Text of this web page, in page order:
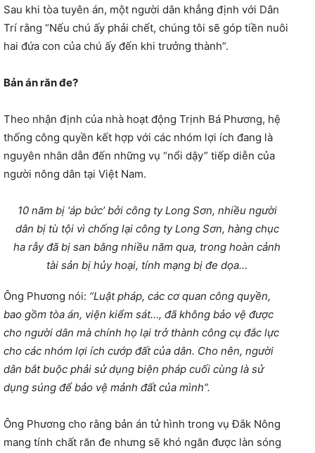
Sau khi tòa tuyên án, một người dân khẳng định với Dân
Trí rằng “Nếu chú ấy phải chết, chúng tôi sẽ góp tiền nuôi
hai đứa con của chú ấy đến khi trưởng thành”.
Bản án răn đe?
Theo nhận định của nhà hoạt động Trịnh Bá Phương, hệ
thống công quyền kết hợp với các nhóm lợi ích đang là
nguyên nhân dẫn đến những vụ “nổi dậy” tiếp diễn của
người nông dân tại Việt Nam.
10 năm bị ‘áp bức’ bởi công ty Long Sơn, nhiều người
dân bị tù tội vì chống lại công ty Long Sơn, hàng chục
ha rẫy đã bị san bằng nhiều năm qua, trong hoàn cảnh
tài sản bị hủy hoại, tính mạng bị đe dọa…
Ông Phương nói: “Luật pháp, các cơ quan công quyền,
bao gồm tòa án, viện kiểm sát…, đã không bảo vệ được
cho người dân mà chính họ lại trở thành công cụ đắc lực
cho các nhóm lợi ích cướp đất của dân. Cho nên, người
dân bắt buộc phải sử dụng biện pháp cuối cùng là sử
dụng súng để bảo vệ mảnh đất của mình”.
Ông Phương cho rằng bản án tử hình trong vụ Đắk Nông
mang tính chất răn đe nhưng sẽ khó ngăn được làn sóng